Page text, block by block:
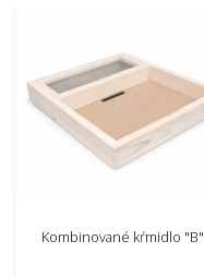
Kombinované kŕmidlo "B"